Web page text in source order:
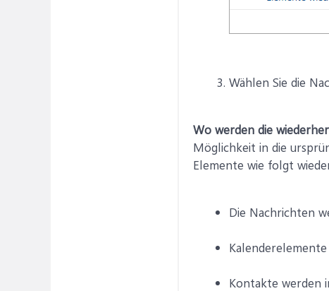
Wählen Sie die
Wo werden die
Möglichkeit in die
Elemente wie folgt
Die Nachrichten
Kontakte werden